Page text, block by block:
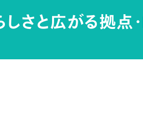
さと広がる拠点・